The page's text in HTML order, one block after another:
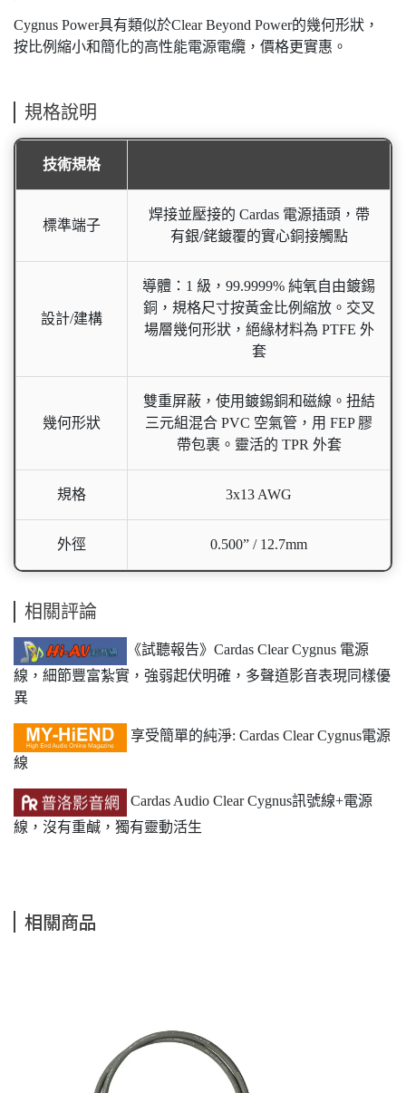
Cygnus Power具有類似於Clear Beyond Power的幾何形狀，
按比例縮小和簡化的高性能電源電纜，價格更實惠。
規格說明
技術規格
標準端子
焊接並壓接的 Cardas 電源插頭，帶
有銀/銠鍍覆的實心銅接觸點
設計/建構
導體：1 級，99.9999% 純氧自由鍍錫
銅，規格尺寸按黃金比例縮放。交叉
場層幾何形狀，絕緣材料為 PTFE 外
套
幾何形狀
雙重屏蔽，使用鍍錫銅和磁線。扭結
三元組混合 PVC 空氣管，用 FEP 膠
帶包裹。靈活的 TPR 外套
規格 3x13 AWG
外徑 0.500” / 12.7mm
相關評論
《試聽報告》Cardas Clear Cygnus 電源
線，細節豐富紮實，強弱起伏明確，多聲道影音表現同樣優
異
享受簡單的純淨: Cardas Clear Cygnus電源
線
Cardas Audio Clear Cygnus訊號線+電源
線，沒有重鹹，獨有靈動活生
相關商品